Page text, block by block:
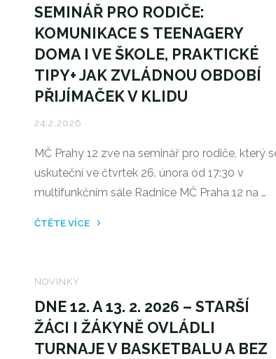
NÁVŠTĚVY
POBOČKY
ČSOB
V
MODŘANECH
BĚŽNÉHO
PROVOZU"
SEMINÁŘ PRO RODIČE:
KOMUNIKACE S TEENAGERY
DOMA I VE ŠKOLE, PRAKTICKÉ
TIPY+ JAK ZVLÁDNOU OBDOBÍ
PŘIJÍMAČEK V KLIDU
24.2.2026
MČ Prahy 12 zve na seminář pro rodiče, který
uskuteční ve čtvrtek 26. února od 17:30 v
multifunkčním sále Radnice MČ Praha 12 na …
ČTĚTE VÍCE
RODIČE:
S TEENAGERY
DOMA
NOVINKY
DNE 12. A 13. 2. 2026 – STARŠÍ
ŽÁCI I ŽÁKYNĚ OVLÁDLI
TURNAJE V BASKETBALU A BEZ